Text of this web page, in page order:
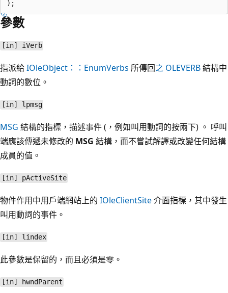
參數
[in] iVerb
指派給IOleObject：：EnumVerbs 所傳回之 OLEVERB結構中
動詞的數位。
[in] lpmsg
MSG 結構的指標，描述事件 (，例如叫用動詞的按兩下) 。 呼叫
端應該傳遞未修改的 MSG 結構，而不嘗試解譯或改變任何結構
成員的值。
[in] pActiveSite
物件作用中用戶端網站上的 IOleClientSite介面指標，其中發生
叫用動詞的事件。
[in] lindex
此參數是保留的，而且必須是零。
[in] hwndParent